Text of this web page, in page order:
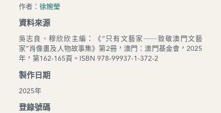
作者： 徐婉瑩
資料來源
吳志良、穆欣欣主編：《“只有文藝家──致敬澳門文藝
家”肖像畫及人物故事集》第2冊，澳門：澳門基金會，2025
年，第162-165頁。ISBN 978-99937-1-372-2
製作日期
2025年
登錄號碼